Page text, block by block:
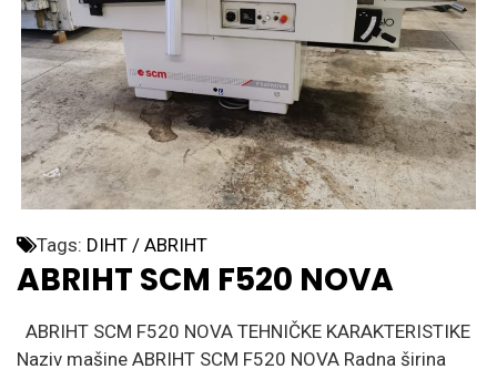
Tags: DIHT / ABRIHT
ABRIHT SCM F520 NOVA
ABRIHT SCM F520 NOVA TEHNIČKE KARAKTERISTIKE
Naziv mašine ABRIHT SCM F520 NOVA Radna širina